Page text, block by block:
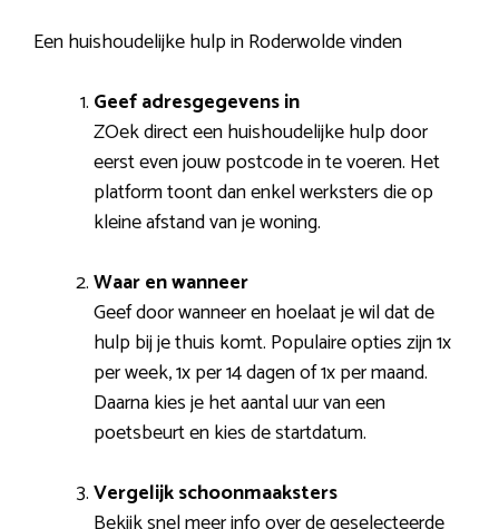
Een huishoudelijke hulp in Roderwolde vinden
Geef adresgegevens in
ZOek direct een huishoudelijke hulp door
eerst even jouw postcode in te voeren. Het
platform toont dan enkel werksters die op
kleine afstand van je woning.
Waar en wanneer
Geef door wanneer en hoelaat je wil dat de
hulp bij je thuis komt. Populaire opties zijn 1x
per week, 1x per 14 dagen of 1x per maand.
Daarna kies je het aantal uur van een
poetsbeurt en kies de startdatum.
Vergelijk schoonmaaksters